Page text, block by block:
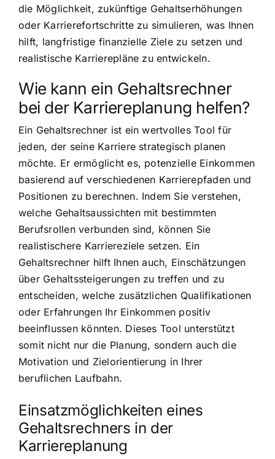
die Möglichkeit, zukünftige Gehaltserhöhungen
oder Karrierefortschritte zu simulieren, was Ihnen
hilft, langfristige finanzielle Ziele zu setzen und
realistische Karrierepläne zu entwickeln.
Wie kann ein Gehaltsrechner
bei der Karriereplanung helfen?
Ein Gehaltsrechner ist ein wertvolles Tool für
jeden, der seine Karriere strategisch planen
möchte. Er ermöglicht es, potenzielle Einkommen
basierend auf verschiedenen Karrierepfaden und
Positionen zu berechnen. Indem Sie verstehen,
welche Gehaltsaussichten mit bestimmten
Berufsrollen verbunden sind, können Sie
realistischere Karriereziele setzen. Ein
Gehaltsrechner hilft Ihnen auch, Einschätzungen
über Gehaltssteigerungen zu treffen und zu
entscheiden, welche zusätzlichen Qualifikationen
oder Erfahrungen Ihr Einkommen positiv
beeinflussen könnten. Dieses Tool unterstützt
somit nicht nur die Planung, sondern auch die
Motivation und Zielorientierung in Ihrer
beruflichen Laufbahn.
Einsatzmöglichkeiten eines
Gehaltsrechners in der
Karriereplanung